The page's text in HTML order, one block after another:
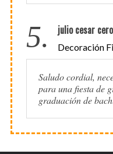
5. julio cesar
Decoración
Saludo cordial,
para una fiesta de
graduación de